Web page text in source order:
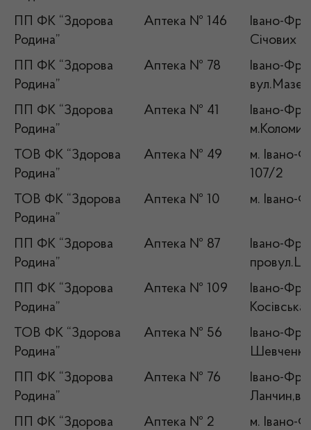
ПП ФК “Здорова
Родина”
Аптека № 146
Івано-
Січових
ПП ФК “Здорова
Родина”
Аптека № 78
Івано-
ПП ФК “Здорова
Родина”
Аптека № 41
Івано-
ТОВ ФК “Здорова
Родина”
Аптека № 49
м. Івано-
107/2
ТОВ ФК “Здорова
Родина”
Аптека № 10 м. Івано-
ПП ФК “Здорова
Родина”
Аптека № 87
Івано-
ПП ФК “Здорова
Родина”
Аптека № 109
Івано-
ТОВ ФК “Здорова
Родина”
Аптека № 56
Івано-
ПП ФК “Здорова
Родина”
Аптека № 76
Івано-
ПП ФК “Здорова
Аптека № 2 м. Івано-